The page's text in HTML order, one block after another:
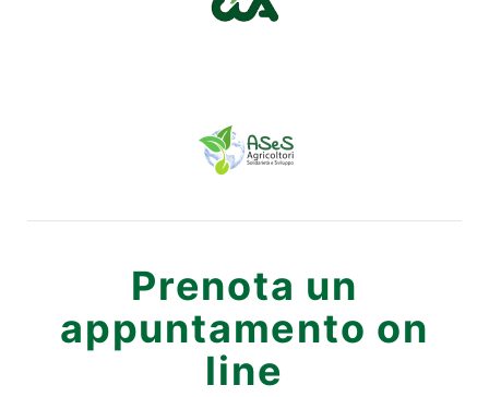
Prenota un
appuntamento on
line